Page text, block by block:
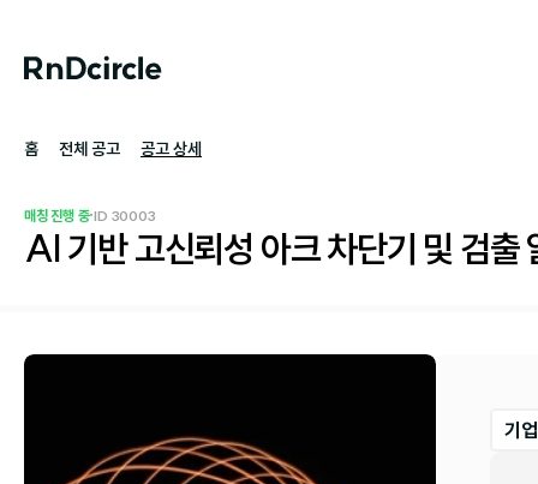
매칭 진행 중·ID 30003
AI 기반 고신뢰성 아크 차단기 및 검출
기
홈 전체 공고 공고 상세